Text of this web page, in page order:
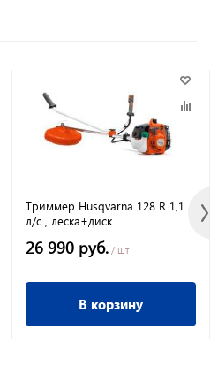
Триммер Husqvarna 128 R 1,1
л/с , леска+диск
26 990 руб. / шт
В корзину